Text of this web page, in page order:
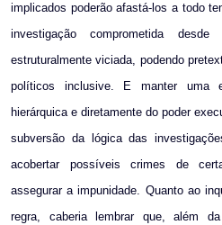
implicados poderão afastá-los a todo
investigação comprometida
estruturalmente viciada, podendo
políticos inclusive. E manter uma
hierárquica e diretamente do poder
subversão da lógica das
acobertar possíveis crimes de
assegurar a impunidade. Quanto ao
regra, caberia lembrar que, além